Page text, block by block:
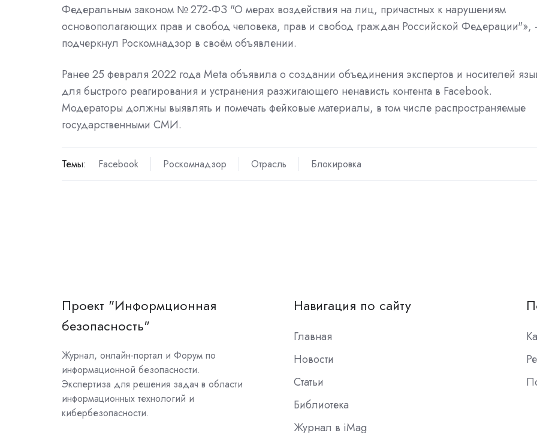
Федеральным законом № 272-ФЗ "О мерах воздействия на лиц, причастных к нарушениям
основополагающих прав и свобод человека, прав и свобод граждан Российской
подчеркнул Роскомнадзор в своём объявлении.
Ранее 25 февраля 2022 года Meta объявила о создании объединения экспертов и носителей
для быстрого реагирования и устранения разжигающего ненависть контента в Facebook.
Модераторы должны выявлять и помечать фейковые материалы, в том числе распространяемые
государственными СМИ.
Темы: Facebook Роскомнадзор Отрасль Блокировка
Проект "Информционная
безопасность"
Журнал, онлайн-портал и Форум по
информационной безопасности.
Экспертиза для решения задач в области
информационных технологий и
кибербезопасности.
Навигация по сайту
Главная
Новости
Статьи
Библиотека
Журнал в iMag